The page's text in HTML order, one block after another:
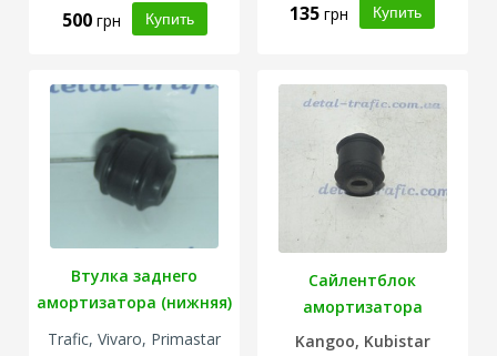
500 грн 135грн
Втулка заднего
амортизатора (нижняя)
Trafic, Vivaro, Primastar
Сайлентблок
амортизатора
(верхний)
Kangoo, Kubistar